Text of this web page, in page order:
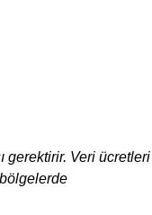
gerektirir. Veri ücretleri